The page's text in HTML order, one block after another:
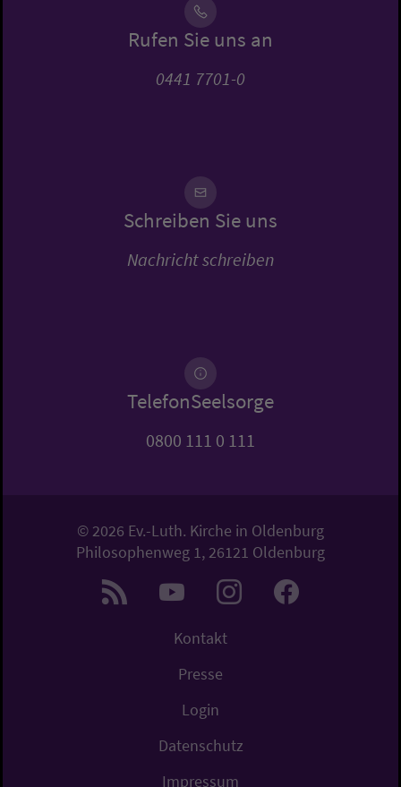
Rufen Sie uns an
0441 7701-0
Schreiben Sie uns
Nachricht schreiben
TelefonSeelsorge
0800 111 0 111
© 2026 Ev.-Luth. Kirche in Oldenburg
Philosophenweg 1, 26121 Oldenburg
Kontakt
Presse
Login
Datenschutz
Impressum